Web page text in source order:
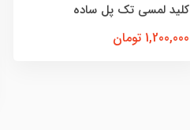
کلید لمسی تک پل ساده
1,200,000 تومان